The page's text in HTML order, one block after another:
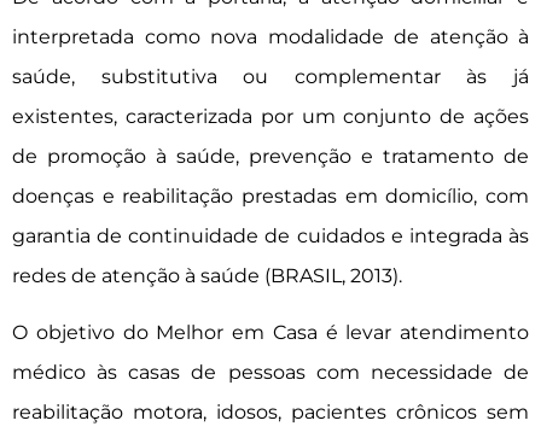
interpretada como nova modalidade de atenção à
saúde, substitutiva ou complementar às já
existentes, caracterizada por um conjunto de ações
de promoção à saúde, prevenção e tratamento de
doenças e reabilitação prestadas em domicílio, com
garantia de continuidade de cuidados e integrada às
redes de atenção à saúde (BRASIL, 2013).
O objetivo do Melhor em Casa é levar atendimento
médico às casas de pessoas com necessidade de
reabilitação motora, idosos, pacientes crônicos sem